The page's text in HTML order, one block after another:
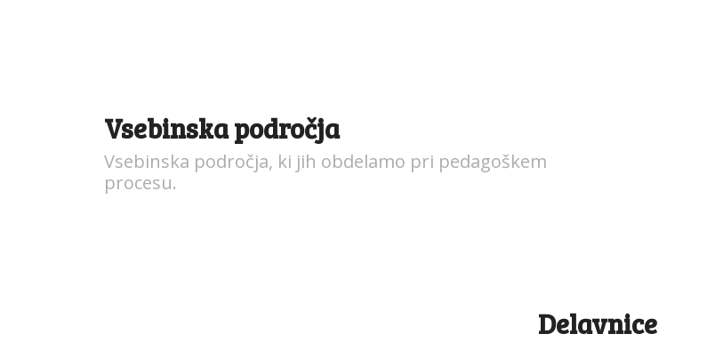
Vsebinska področja
Vsebinska področja, ki jih obdelamo pri pedagoškem
procesu.
Delavnice